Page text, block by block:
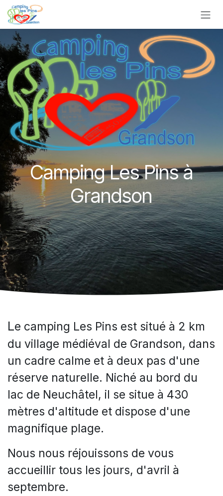
Se rendre au contenu
Camping Les Pins à
Grandson
Le​ camping Les Pins est situé à 2 km
du village médiéval de Grandson, dans
un cadre calme et à deux pas d'une
réserve naturelle. Niché au bord du
lac de Neuchâtel, il se situe à 430
mètres d'altitude et dispose d'une
magnifique plage.
Nous nous réjouissons de vous
accueillir tous les jours, d'avril à
septembre.